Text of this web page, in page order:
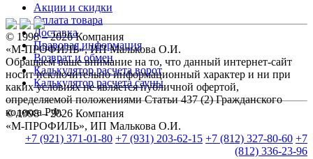
Акции и скидки
Оплата товара
Доставка
Правовая информация
Возврат и обмен
Калькулятор расчета ворот
Калькулятор расчета сауны
© 1998 – 2026 Компания
«М-ПРОФИЛЬ», ИП Малькова О.И.
+7 (921) 371-01-80 +7 (931) 203-62-15 +7 (812) 327-80-60 +7
(812) 336-23-96
© 1998 – 2026 Компания
«М-ПРОФИЛЬ», ИП Малькова О.И.
Обращаем ваше внимание на то, что данный интернет-сайт
носит исключительно информационный характер и ни при
каких условиях не является публичной офертой,
определяемой положениями Статьи 437 (2) Гражданского
кодекса РФ.